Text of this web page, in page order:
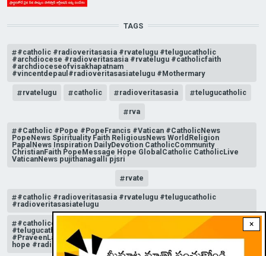
×
TAGS
#catholic #radioveritasasia #rvatelugu #telugucatholic
#archdiocese #radioveritasasia #rvatelugu #catholicfaith
#archdioceseofvisakhapatnam
#vincentdepaul#radioveritasasiatelugu #Mothermary
rvatelugu catholic radioveritasasia telugucatholic
rva
#Catholic #Pope #PopeFrancis #Vatican #CatholicNews
PopeNews Spirituality Faith ReligiousNews WorldReligion
PapalNews Inspiration DailyDevotion CatholicCommunity
ChristianFaith PopeMessage Hope GlobalCatholic CatholicLive
VaticanNews pujithanagalli pjsri
rvate
#catholic #radioveritasasia #rvatelugu #telugucatholic
#radioveritasasiatelugu
#catholicchurchnews #catholictelugu #telugucatholic
#telugucatholicchurch #radioveritasasia #rvatelugu
#PraveenLakkisetti #reflection #advent #christmas #messageof
hope #radioveritas #rvatelugu #viral #insta